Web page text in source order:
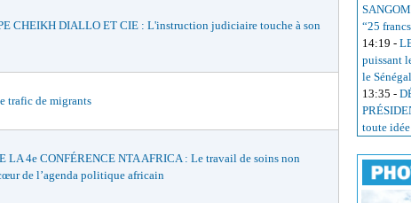
CHEIKH DIALLO ET CIE : L'instruction judiciaire touche à son
trafic de migrants
LA 4e CONFÉRENCE NTA AFRICA : Le travail de soins non
de l’agenda politique africain
“25 francs
14:19 -
puissant
le Sénégal
13:35 -
toute